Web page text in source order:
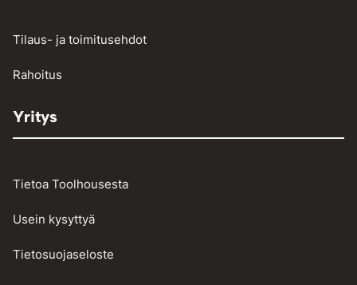
Vinssit ja taljat
Tilaus- ja toimitusehdot
Rahoitus
Yritys
Tietoa Toolhousesta
Usein kysyttyä
Tietosuojaseloste